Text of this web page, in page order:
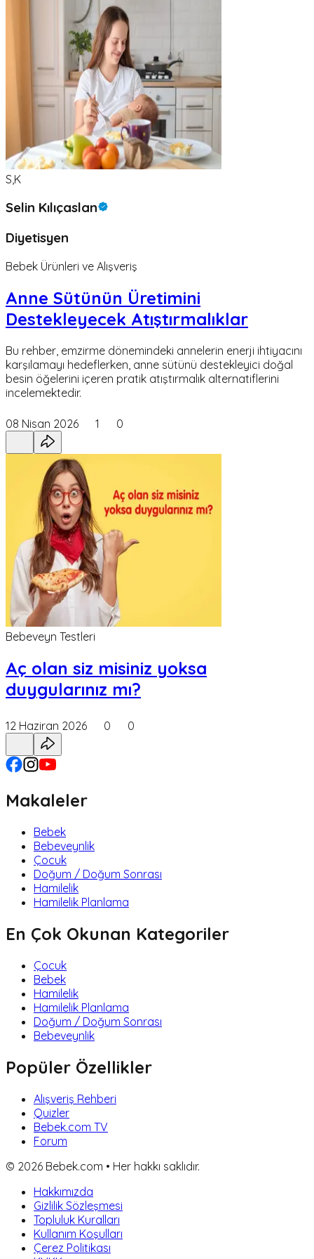
S,K
Selin Kılıçaslan
Diyetisyen
Bebek Ürünleri ve Alışveriş
Anne Sütünün Üretimini
Destekleyecek Atıştırmalıklar
Bu rehber, emzirme dönemindeki annelerin enerji ihtiyacını
karşılamayı hedeflerken, anne sütünü destekleyici doğal
besin öğelerini içeren pratik atıştırmalık alternatiflerini
incelemektedir.
08 Nisan 2026 1 0
Bebeveyn Testleri
Aç olan siz misiniz yoksa
duygularınız mı?
12 Haziran 2026 0 0
Makaleler
Bebek
Bebeveynlik
Çocuk
Doğum / Doğum Sonrası
Hamilelik
Hamilelik Planlama
En Çok Okunan Kategoriler
Çocuk
Bebek
Hamilelik
Hamilelik Planlama
Doğum / Doğum Sonrası
Bebeveynlik
Popüler Özellikler
Alışveriş Rehberi
Quizler
Bebek.com TV
Forum
© 2026 Bebek.com • Her hakkı saklıdır.
Hakkımızda
Gizlilik Sözleşmesi
Topluluk Kuralları
Kullanım Koşulları
Çerez Politikası